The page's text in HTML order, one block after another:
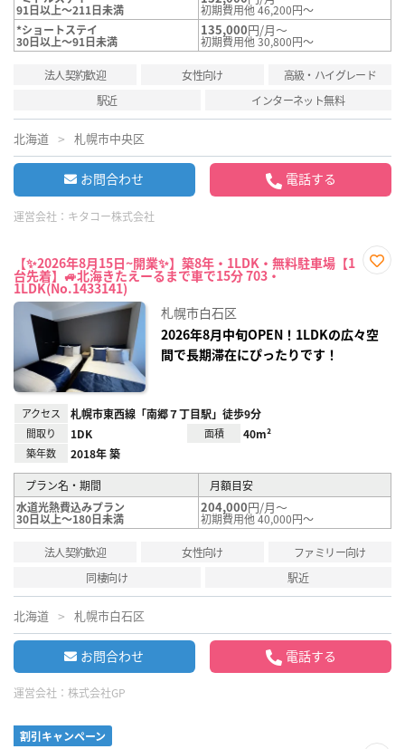
91日以上～211日未満
初期費用他 46,200円～
*ショートステイ
30日以上～91日未満
135,000円/月～
初期費用他 30,800円～
法人契約歓迎 女性向け
高級・ハイグレード
駅近
インターネット無料
北海道 札幌市中央区
お問合わせ 電話する
運営会社： キタコー株式会社
【✨2026年8月15日~開業✨】築8年・1LDK・無料駐車場【1
台先着】🚙北海きたえーるまで車で15分 703・
1LDK(No.1433141)
札幌市白石区
2026年8月中旬OPEN！1LDKの広々空
間で長期滞在にぴったりです！
アクセス 札幌市東西線「南郷７丁目駅」徒歩9分
間取り 1DK 面積 40m²
築年数 2018年 築
プラン名・期間
月額目安
水道光熱費込みプラン
30日以上～180日未満
204,000円/月～
初期費用他 40,000円～
法人契約歓迎 女性向け
ファミリー向け
同棲向け
駅近
北海道 札幌市白石区
お問合わせ 電話する
運営会社： 株式会社GP
割引キャンペーン